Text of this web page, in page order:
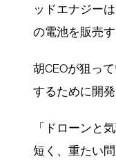
ッドエナジー
の電池を販売
胡CEOが狙っ
するために開
「ドローンと
短く、重たい